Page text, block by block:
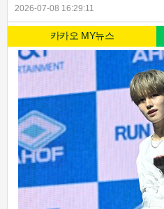
2026-07-08 16:29:11
카카오 MY뉴스